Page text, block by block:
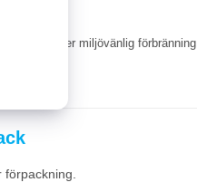
och mer miljövänlig
4-8 timmar. För kronljus och